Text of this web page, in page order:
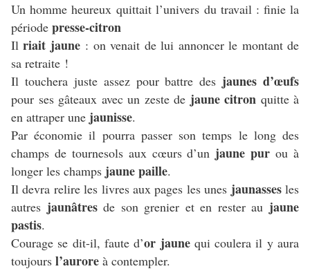
Un homme heureux quittait l’univers du travail : finie la
période presse-citron
Ilriait jaune: on venait de lui annoncer le montant de
sa retraite !
Il touchera juste assez pour battre des jaunes d’œufs
pour ses gâteaux avec un zeste de jaune citron quitte à
en attraper une jaunisse.
Par économie il pourra passer son temps le long des
champs de tournesols aux cœurs d’un jaune purou à
longer les champs jaune paille.
Il devra relire les livres aux pages les unes jaunassesles
autres jaunâtresde son grenier et en rester au jaune
pastis.
Courage se dit-il, faute d’or jaunequi coulera il y aura
toujours l’aurore à contempler.